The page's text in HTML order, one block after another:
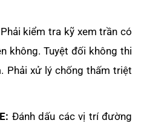
Phải kiểm tra kỹ xem trần có
không. Tuyệt đối không thi
Phải xử lý chống thấm triệt
Đánh dấu các vị trí đường